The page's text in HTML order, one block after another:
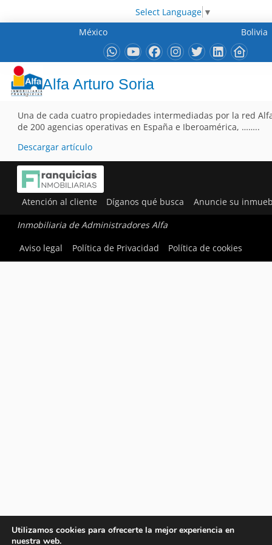
Select Language ▼
México
Bolivia
Alfa Arturo Soria
Una de cada cuatro propiedades intermediadas por la red
de 200 agencias operativas en España e Iberoamérica, ……..
Descargar artículo
Atención al cliente Díganos qué busca Anuncie su
Inmobiliaria de Administradores Alfa
Aviso legal
Política de Privacidad Política de cookies
Utilizamos cookies para ofrecerte la mejor experiencia en
nuestra web.